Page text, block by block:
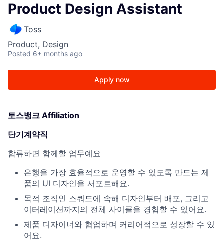
Product Design Assistant
Toss
Product, Design
Posted 6+ months ago
Apply now
토스뱅크 Affiliation
단기계약직
합류하면 함께할 업무예요
은행을 가장 효율적으로 운영할 수 있도록 만드는 제
품의 UI 디자인을 서포트해요.
목적 조직인 스쿼드에 속해 디자인부터 배포, 그리고
이터레이션까지의 전체 사이클을 경험할 수 있어요.
제품 디자이너와 협업하며 커리어적으로 성장할 수 있
어요.